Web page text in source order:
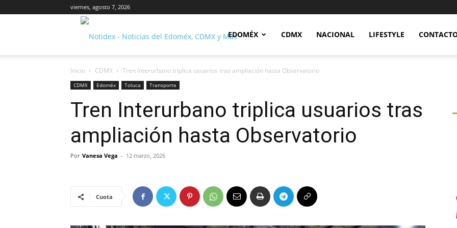
viernes, agosto 7, 2026
Notidex
EDOMÉX CDMX NACIONAL LIFESTYLE
Inicio CDMX Tren Interurbano triplica usuarios tras ampliación hasta Observatorio
CDMX Edoméx Toluca Transporte
Tren Interurbano triplica usuarios tras
ampliación hasta Observatorio
Por Vanesa Vega - 12 marzo, 2026
Cuota